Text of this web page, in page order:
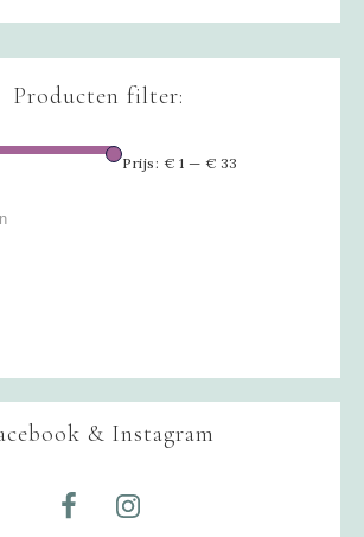
Producten filter:
Prijs: € 1 — € 33
& Instagram